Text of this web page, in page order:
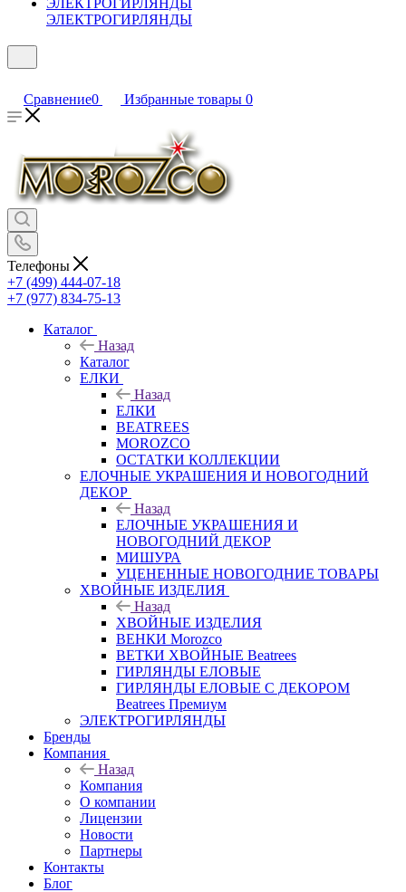
ЭЛЕКТРОГИРЛЯНДЫ
Сравнение0 Избранные товары 0
Телефоны
+7 (499) 444-07-18
+7 (977) 834-75-13
Каталог
Назад
Каталог
ЕЛКИ
Назад
ЕЛКИ
BEATREES
MOROZCO
ОСТАТКИ КОЛЛЕКЦИИ
ЕЛОЧНЫЕ УКРАШЕНИЯ И НОВОГОДНИЙ
ДЕКОР
Назад
ЕЛОЧНЫЕ УКРАШЕНИЯ И
НОВОГОДНИЙ ДЕКОР
МИШУРА
УЦЕНЕННЫЕ НОВОГОДНИЕ ТОВАРЫ
ХВОЙНЫЕ ИЗДЕЛИЯ
Назад
ХВОЙНЫЕ ИЗДЕЛИЯ
ВЕНКИ Morozco
ВЕТКИ ХВОЙНЫЕ Beatrees
ГИРЛЯНДЫ ЕЛОВЫЕ
ГИРЛЯНДЫ ЕЛОВЫЕ С ДЕКОРОМ
Beatrees Премиум
ЭЛЕКТРОГИРЛЯНДЫ
Бренды
Компания
Назад
Компания
О компании
Лицензии
Новости
Партнеры
Контакты
Блог